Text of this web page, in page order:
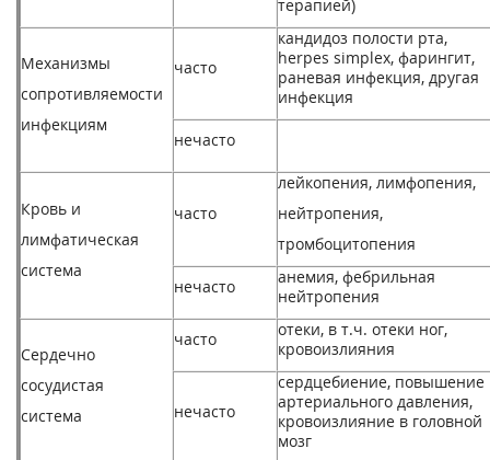
терапией)
Механизмы
сопротивляемости
инфекциям
часто
кандидоз полости рта,
herpes simplex, фарингит,
раневая инфекция, другая
инфекция
нечасто
Кровь и
лимфатическая
система
часто
лейкопения, лимфопения,
нейтропения,
тромбоцитопения
нечасто
анемия, фебрильная
нейтропения
Сердечно
сосудистая
система
часто
отеки, в т.ч. отеки ног,
кровоизлияния
нечасто
сердцебиение, повышение
артериального давления,
кровоизлияние в головной
мозг